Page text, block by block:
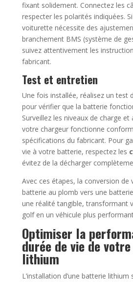
fixant solidement. Connectez les
respecter les polarités indiquées.
voiturette nécessite des
branchement BMS (système de
suivez attentivement les
fabricant.
Test et entretien
Une fois installée, réalisez un test
pour vérifier que la batterie
Surveillez les niveaux de charge et
votre chargeur fonctionne
spécifications du fabricant. Pour
vie à votre batterie, respectez les
évitez de la décharger
Avec ces étapes, la conversion de
batterie au plomb vers une
une réalité tangible, transformant
golf en un véhicule plus
Optimiser la
durée de vie de
lithium
L’installation d’une batterie